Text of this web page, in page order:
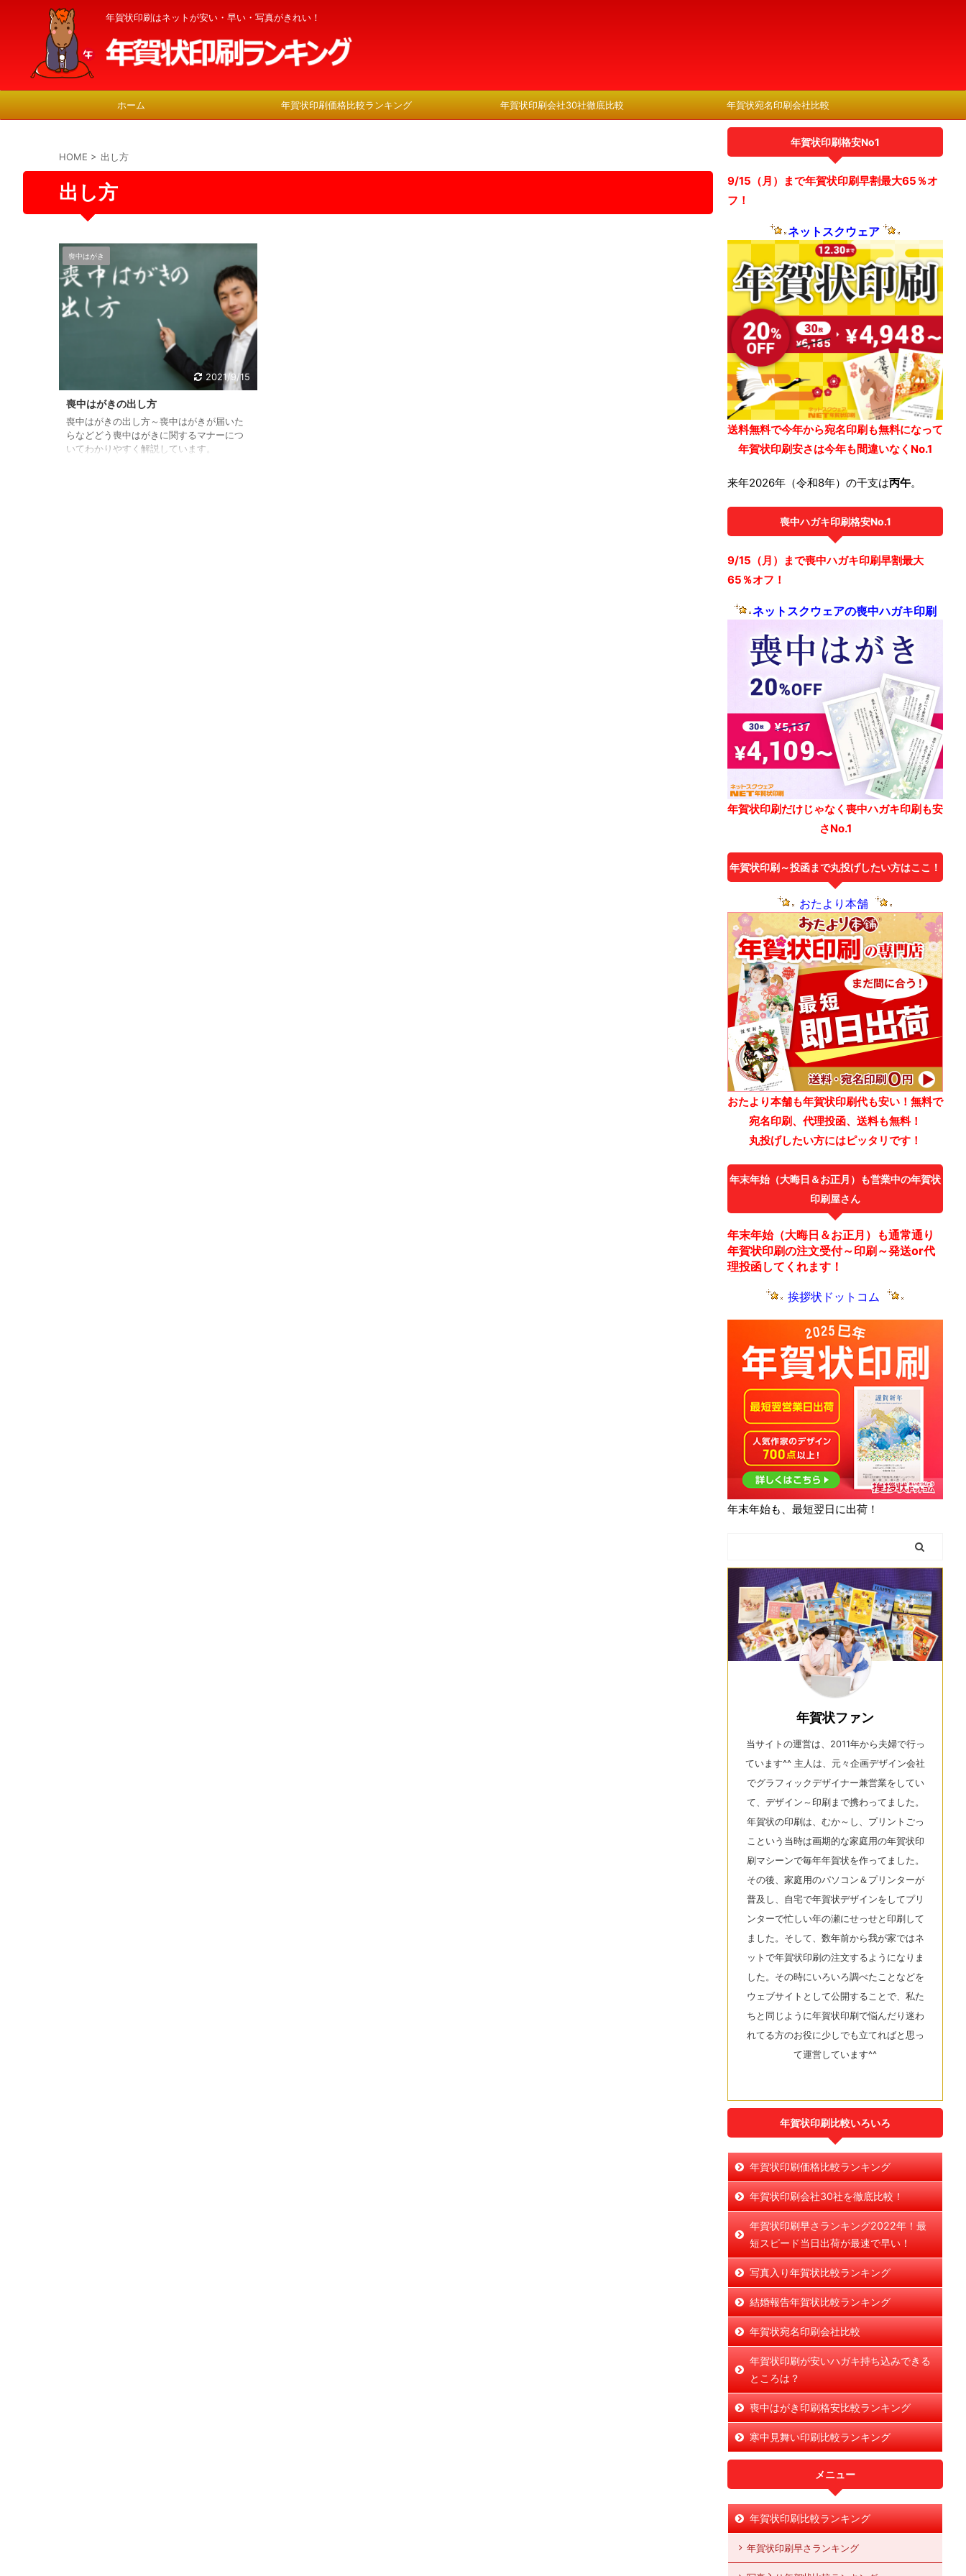
年賀状印刷はネットが安い・早い・写真がきれい！
ホーム 年賀状印刷価格比較ランキング 年賀状印刷会社30社徹底比較 年賀状宛名印刷会社比較
HOME > 出し方
出し方
喪中はがき
2021/9/15
喪中はがきの出し方
喪中はがきの出し方～喪中はがきが届いた
らなどどう喪中はがきに関するマナーにつ
いてわかりやすく解説しています。
年賀状印刷格安No1
9/15（月）まで年賀状印刷早割最大65％オ
フ！
ネットスクウェア
送料無料で今年から宛名印刷も無料になって
年賀状印刷安さは今年も間違いなくNo.1
来年2026年（令和8年）の干支は丙午。
喪中ハガキ印刷格安No.1
9/15（月）まで喪中ハガキ印刷早割最大
65％オフ！
ネットスクウェアの喪中ハガキ印刷
年賀状印刷だけじゃなく喪中ハガキ印刷も安
さNo.1
年賀状印刷～投函まで丸投げしたい方はここ！
おたより本舗
おたより本舗も年賀状印刷代も安い！無料で
宛名印刷、代理投函、送料も無料！
丸投げしたい方にはピッタリです！
年末年始（大晦日＆お正月）も営業中の年賀状
印刷屋さん
年末年始（大晦日＆お正月）も通常通り
年賀状印刷の注文受付～印刷～発送or代
理投函してくれます！
挨拶状ドットコム
年末年始も、最短翌日に出荷！
年賀状ファン
当サイトの運営は、2011年から夫婦で行っ
ています^^ 主人は、元々企画デザイン会社
でグラフィックデザイナー兼営業をしてい
て、デザイン～印刷まで携わってました。
年賀状の印刷は、むか～し、プリントごっ
こという当時は画期的な家庭用の年賀状印
刷マシーンで毎年年賀状を作ってました。
その後、家庭用のパソコン＆プリンターが
普及し、自宅で年賀状デザインをしてプリ
ンターで忙しい年の瀬にせっせと印刷して
ました。そして、数年前から我が家ではネ
ットで年賀状印刷の注文するようになりま
した。その時にいろいろ調べたことなどを
ウェブサイトとして公開することで、私た
ちと同じように年賀状印刷で悩んだり迷わ
れてる方のお役に少しでも立てればと思っ
て運営しています^^
年賀状印刷比較いろいろ
年賀状印刷価格比較ランキング
年賀状印刷会社30社を徹底比較！
年賀状印刷早さランキング2022年！最
短スピード当日出荷が最速で早い！
写真入り年賀状比較ランキング
結婚報告年賀状比較ランキング
年賀状宛名印刷会社比較
年賀状印刷が安いハガキ持ち込みできる
ところは？
喪中はがき印刷格安比較ランキング
寒中見舞い印刷比較ランキング
メニュー
年賀状印刷比較ランキング
年賀状印刷早さランキング